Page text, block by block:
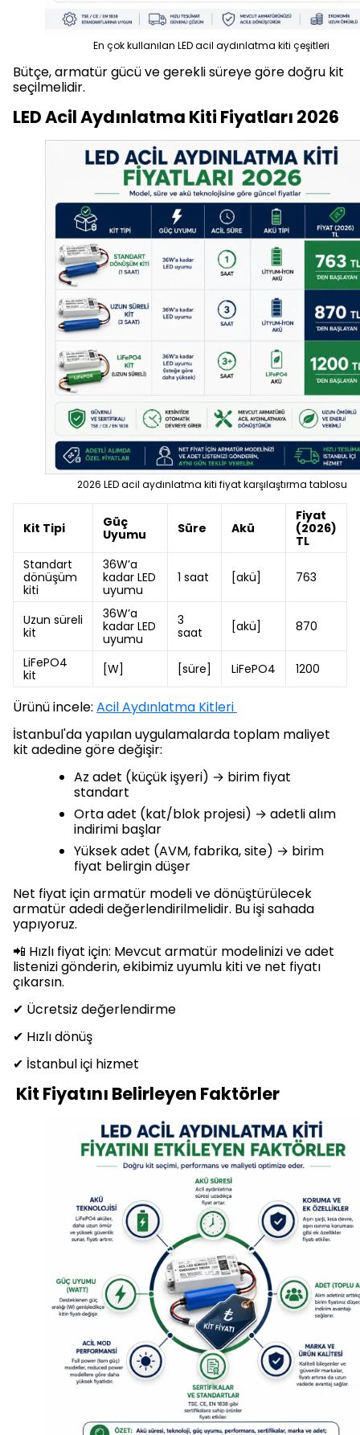
En çok kullanılan LED acil aydınlatma kiti çeşitleri
Bütçe, armatür gücü ve gerekli süreye göre doğru kit
seçilmelidir.
LED Acil Aydınlatma Kiti Fiyatları 2026
2026 LED acil aydınlatma kiti fiyat karşılaştırma tablosu
Kit Tipi
Güç
Uyumu
Süre Akü
Fiyat
(2026)
TL
Standart
dönüşüm
kiti
36W’a
kadar LED
uyumu
1 saat [akü] 763
Uzun süreli
kit
36W’a
kadar LED
uyumu
3
saat
[akü] 870
LiFePO4
kit
[W] [süre] LiFePO4 1200
Ürünü incele: Acil Aydınlatma Kitleri
İstanbul'da yapılan uygulamalarda toplam maliyet
kit adedine göre değişir:
Az adet (küçük işyeri) → birim fiyat
standart
Orta adet (kat/blok projesi) → adetli alım
indirimi başlar
Yüksek adet (AVM, fabrika, site) → birim
fiyat belirgin düşer
Net fiyat için armatür modeli ve dönüştürülecek
armatür adedi değerlendirilmelidir. Bu işi sahada
yapıyoruz.
📲 Hızlı fiyat için: Mevcut armatür modelinizi ve adet
listenizi gönderin, ekibimiz uyumlu kiti ve net fiyatı
çıkarsın.
✔ Ücretsiz değerlendirme
✔ Hızlı dönüş
✔ İstanbul içi hizmet
Kit Fiyatını Belirleyen Faktörler